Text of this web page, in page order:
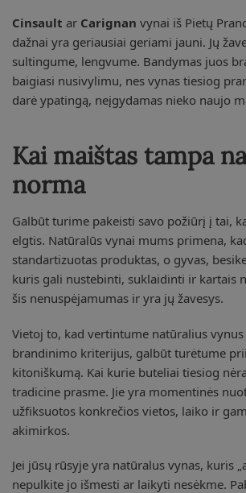
Cinsault ar Carignan vynai iš Pietų
dažnai yra geriausiai geriami jauni. Jų
sultingume, lengvume. Bandymas juos
baigiasi nusivylimu, nes vynas tiesiog
darė ypatingą, neįgydamas nieko naujo
Kai maištas tampa
norma
Galbūt turime pakeisti savo požiūrį į tai,
elgtis. Natūralūs vynai mums primena,
standartizuotas produktas, o gyvas,
kuris gali nustebinti, suklaidinti ir kartais
šis nenuspėjamumas ir yra jų žavesys.
Vietoj to, kad vertintume natūralius
brandinimo kriterijus, galbūt turėtume
kitoniškumą. Kai kurie buteliai tiesiog
tradicine prasme. Jie yra momentinės
užfiksuotos konkrečios vietos, laiko ir
akimirkos.
Jei jūsų rūsyje yra natūralus vynas, kuris
nepulkite jo išmesti ar laikyti nesėkme.